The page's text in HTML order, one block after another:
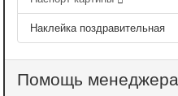
Наклейка поздравительная
Помощь менеджера